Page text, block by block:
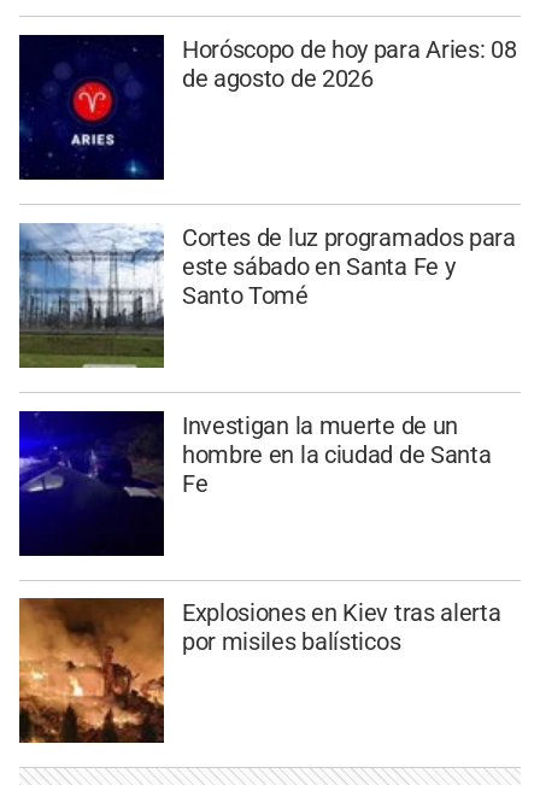
Horóscopo de hoy para Aries: 08
de agosto de 2026
Cortes de luz programados para
este sábado en Santa Fe y
Santo Tomé
Investigan la muerte de un
hombre en la ciudad de Santa
Fe
Explosiones en Kiev tras alerta
por misiles balísticos